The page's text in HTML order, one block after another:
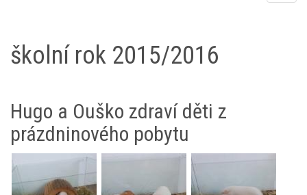
školní rok 2015/2016
Hugo a Ouško zdraví děti z
prázdninového pobytu